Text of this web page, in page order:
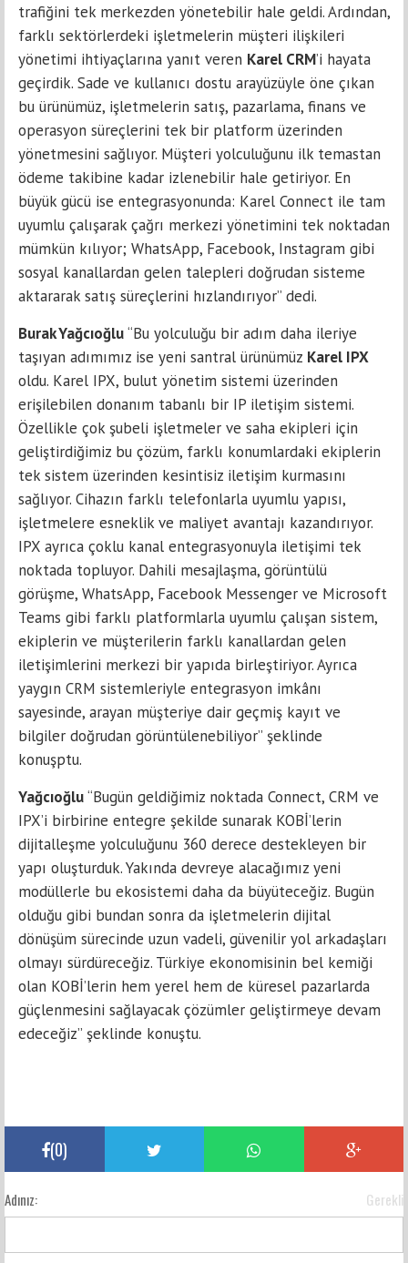
trafiğini tek merkezden yönetebilir hale geldi. Ardından,
farklı sektörlerdeki işletmelerin müşteri ilişkileri
yönetimi ihtiyaçlarına yanıt veren Karel CRM’i hayata
geçirdik. Sade ve kullanıcı dostu arayüzüyle öne çıkan
bu ürünümüz, işletmelerin satış, pazarlama, finans ve
operasyon süreçlerini tek bir platform üzerinden
yönetmesini sağlıyor. Müşteri yolculuğunu ilk temastan
ödeme takibine kadar izlenebilir hale getiriyor. En
büyük gücü ise entegrasyonunda: Karel Connect ile tam
uyumlu çalışarak çağrı merkezi yönetimini tek noktadan
mümkün kılıyor; WhatsApp, Facebook, Instagram gibi
sosyal kanallardan gelen talepleri doğrudan sisteme
aktararak satış süreçlerini hızlandırıyor” dedi.
Burak Yağcıoğlu“Bu yolculuğu bir adım daha ileriye
taşıyan adımımız ise yeni santral ürünümüz Karel IPX
oldu. Karel IPX, bulut yönetim sistemi üzerinden
erişilebilen donanım tabanlı bir IP iletişim sistemi.
Özellikle çok şubeli işletmeler ve saha ekipleri için
geliştirdiğimiz bu çözüm, farklı konumlardaki ekiplerin
tek sistem üzerinden kesintisiz iletişim kurmasını
sağlıyor. Cihazın farklı telefonlarla uyumlu yapısı,
işletmelere esneklik ve maliyet avantajı kazandırıyor.
IPX ayrıca çoklu kanal entegrasyonuyla iletişimi tek
noktada topluyor. Dahili mesajlaşma, görüntülü
görüşme, WhatsApp, Facebook Messenger ve Microsoft
Teams gibi farklı platformlarla uyumlu çalışan sistem,
ekiplerin ve müşterilerin farklı kanallardan gelen
iletişimlerini merkezi bir yapıda birleştiriyor. Ayrıca
yaygın CRM sistemleriyle entegrasyon imkânı
sayesinde, arayan müşteriye dair geçmiş kayıt ve
bilgiler doğrudan görüntülenebiliyor” şeklinde
konuşptu.
Yağcıoğlu“Bugün geldiğimiz noktada Connect, CRM ve
IPX’i birbirine entegre şekilde sunarak KOBİ’lerin
dijitalleşme yolculuğunu 360 derece destekleyen bir
yapı oluşturduk. Yakında devreye alacağımız yeni
modüllerle bu ekosistemi daha da büyüteceğiz. Bugün
olduğu gibi bundan sonra da işletmelerin dijital
dönüşüm sürecinde uzun vadeli, güvenilir yol arkadaşları
olmayı sürdüreceğiz. Türkiye ekonomisinin bel kemiği
olan KOBİ’lerin hem yerel hem de küresel pazarlarda
güçlenmesini sağlayacak çözümler geliştirmeye devam
edeceğiz” şeklinde konuştu.
(0)
Adınız: Gerekli